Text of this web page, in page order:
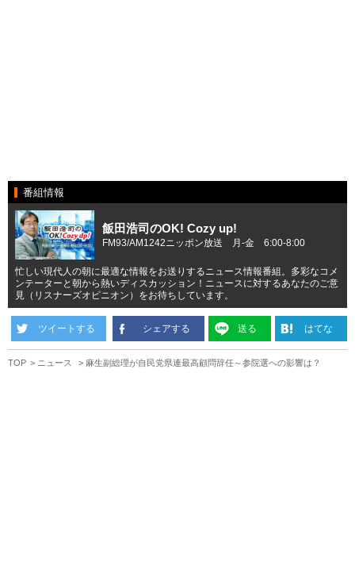
番組情報
飯田浩司のOK! Cozy up!
FM93/AM1242ニッポン放送 月-金 6:00-8:00
忙しい現代人の朝に最適な情報をお送りするニュース情報番組。多彩なコメ
ンテーターと朝から熱いディスカッション！ニュースに対するあなたのご意
見（リスナーズオピニオン）をお待ちしています。
ツイートする シェアする 送る はてな
TOP ニュース 麻生副総理が自民党県連最高顧問辞任～参院選への影響は？